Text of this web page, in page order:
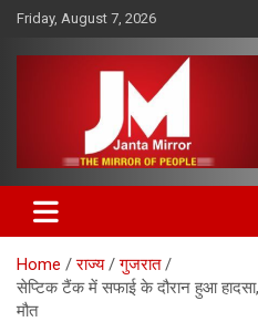
Skip
content
Friday, August 7, 2026
Janta Mirror
Home राज्य
गुजरात
सेप्टिक टैंक में सफाई के दौरान हुआ
मौत